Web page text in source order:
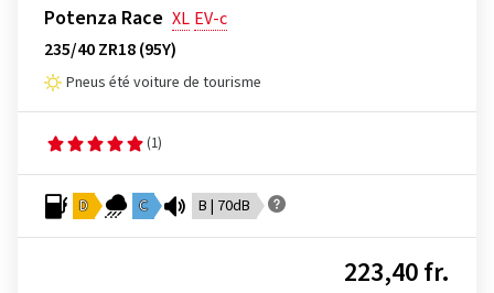
Potenza Race XL EV-c
235/40 ZR18 (95Y)
Pneus été voiture de tourisme
(1)
D C B | 70dB
223,40 fr.